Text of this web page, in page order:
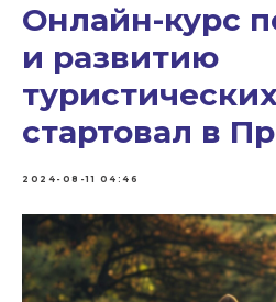
Онлайн-курс
и развитию
стартовал в
2024-08-11 04:46